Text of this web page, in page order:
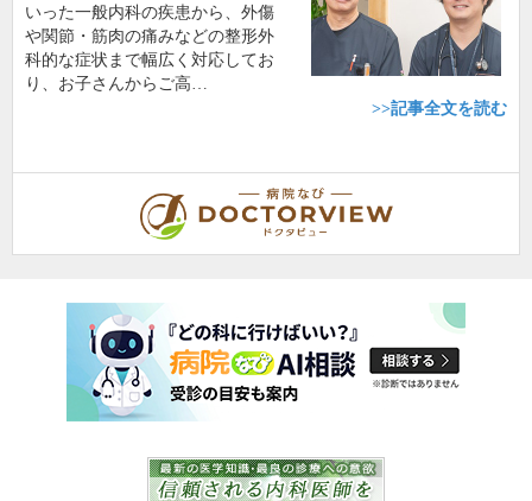
いった一般内科の疾患から、外傷
や関節・筋肉の痛みなどの整形外
科的な症状まで幅広く対応してお
り、お子さんからご高…
>>記事全文を読む